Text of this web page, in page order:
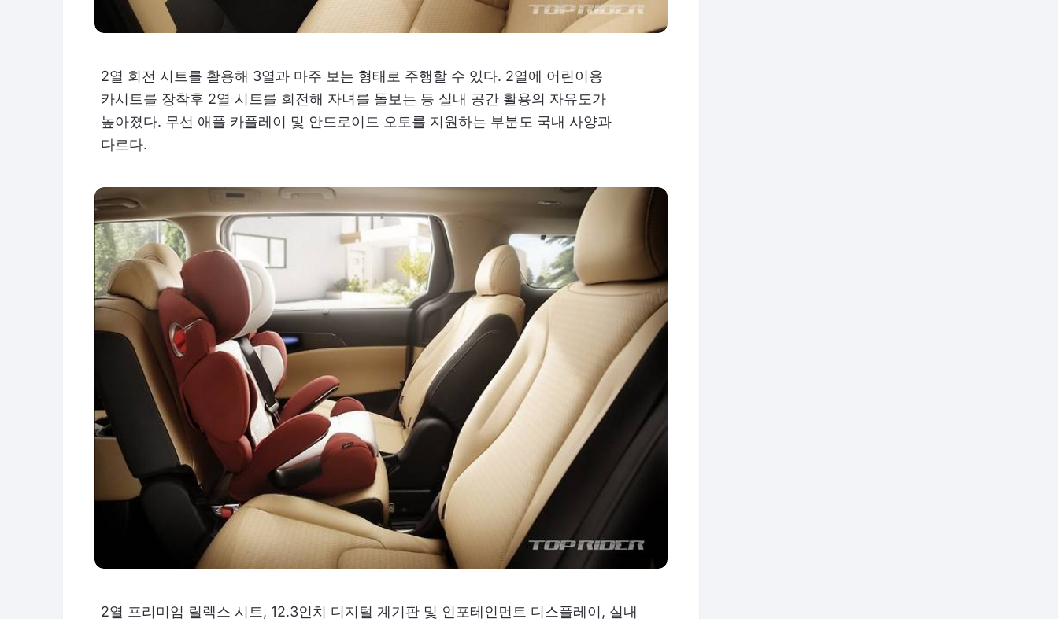
2열 회전 시트를 활용해 3열과 마주 보는 형태로 주행할 수 있다. 2열에 어린이용
카시트를 장착후 2열 시트를 회전해 자녀를 돌보는 등 실내 공간 활용의 자유도가
높아졌다. 무선 애플 카플레이 및 안드로이드 오토를 지원하는 부분도 국내 사양과
다르다.
2열 프리미엄 릴렉스 시트, 12.3인치 디지털 계기판 및 인포테인먼트 디스플레이, 실내